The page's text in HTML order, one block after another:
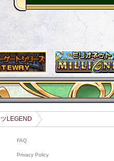
LEGEND
FAQ
Privacy Policy